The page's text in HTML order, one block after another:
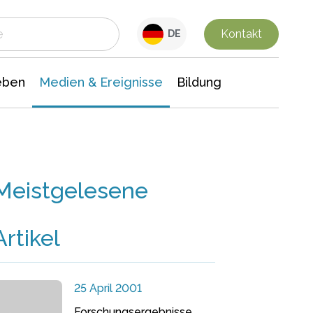
DE Kontakt
Medien & Ereignisse Bildung
25 April 2001